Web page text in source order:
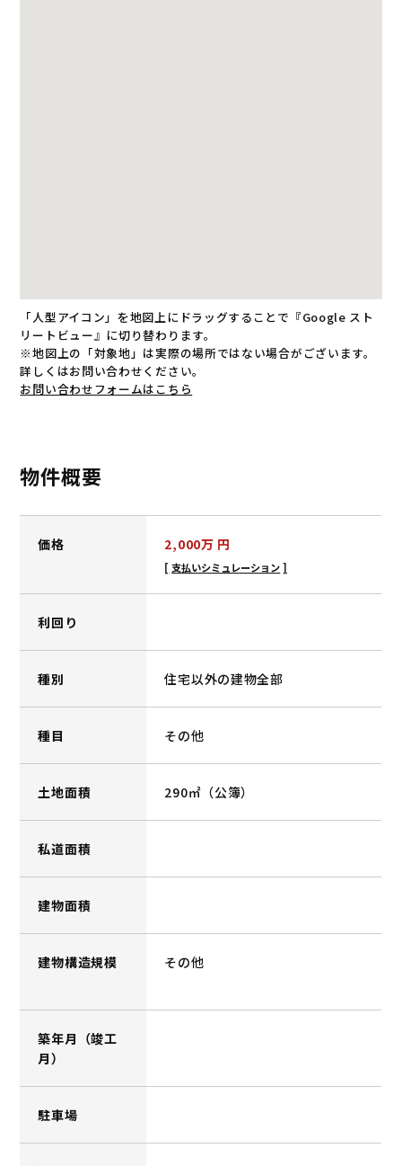
「人型アイコン」を地図上にドラッグすることで『Google スト
リートビュー』に切り替わります。
※地図上の「対象地」は実際の場所ではない場合がございます。
詳しくはお問い合わせください。
お問い合わせフォームはこちら
物件概要
価格 2,000万 円
支払いシミュレーション
利回り
種別 住宅以外の建物全部
種目 その他
土地面積 290㎡（公簿）
私道面積
建物面積
建物構造規模 その他
築年月（竣工
月）
駐車場